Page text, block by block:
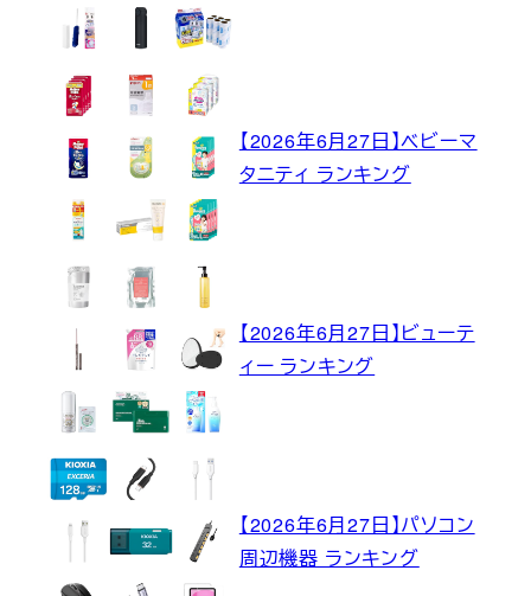
【2026年6月27日】ベビーマ
タニティ ランキング
【2026年6月27日】ビューテ
ィー ランキング
【2026年6月27日】パソコン
周辺機器 ランキング